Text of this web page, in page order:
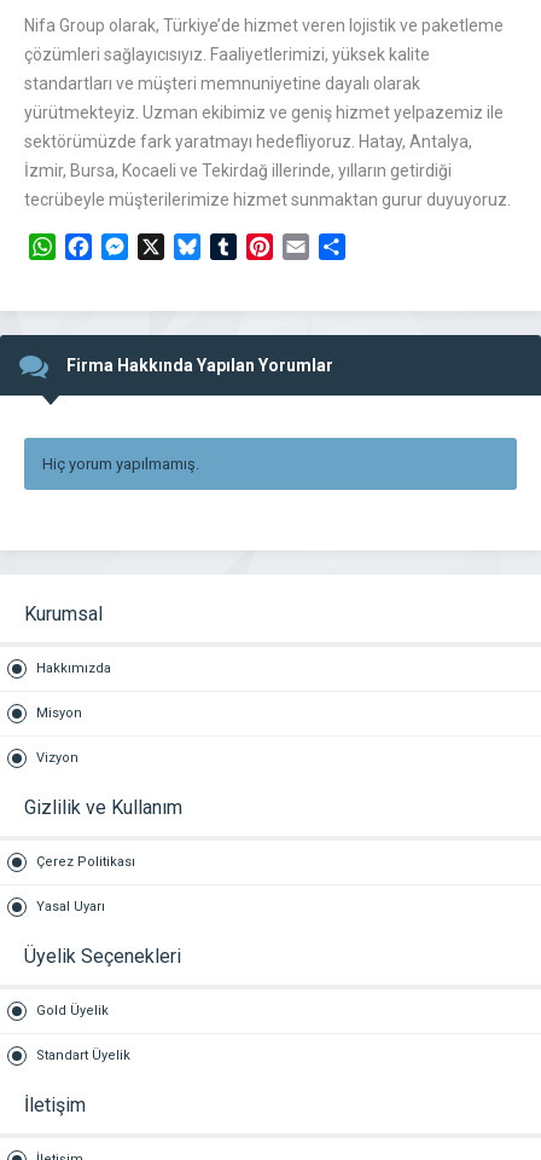
Nifa Group olarak, Türkiye’de hizmet veren lojistik ve paketleme
çözümleri sağlayıcısıyız. Faaliyetlerimizi, yüksek kalite
standartları ve müşteri memnuniyetine dayalı olarak
yürütmekteyiz. Uzman ekibimiz ve geniş hizmet yelpazemiz ile
sektörümüzde fark yaratmayı hedefliyoruz. Hatay, Antalya,
İzmir, Bursa, Kocaeli ve Tekirdağ illerinde, yılların getirdiği
tecrübeyle müşterilerimize hizmet sunmaktan gurur duyuyoruz.
WhatsAppFacebookMessengerBlueskyTumblrPinterest
Email
Firma Hakkında Yapılan Yorumlar
Hiç yorum yapılmamış.
Kurumsal
Hakkımızda
Misyon
Vizyon
Gizlilik ve Kullanım
Çerez Politikası
Yasal Uyarı
Üyelik Seçenekleri
Gold Üyelik
Standart Üyelik
İletişim